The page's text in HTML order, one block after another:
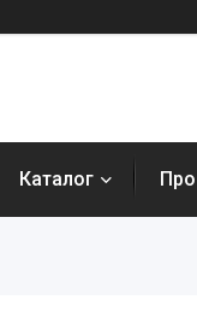
Каталог